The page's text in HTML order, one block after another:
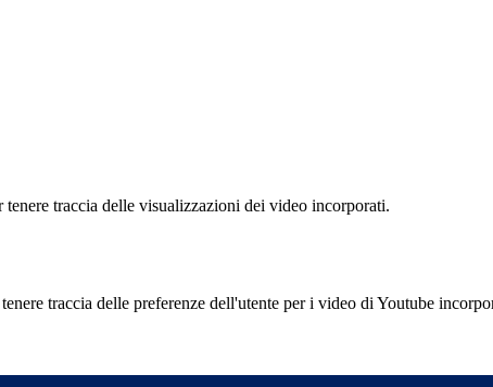
traccia delle visualizzazioni dei video incorporati.
traccia delle preferenze dell'utente per i video di Youtube